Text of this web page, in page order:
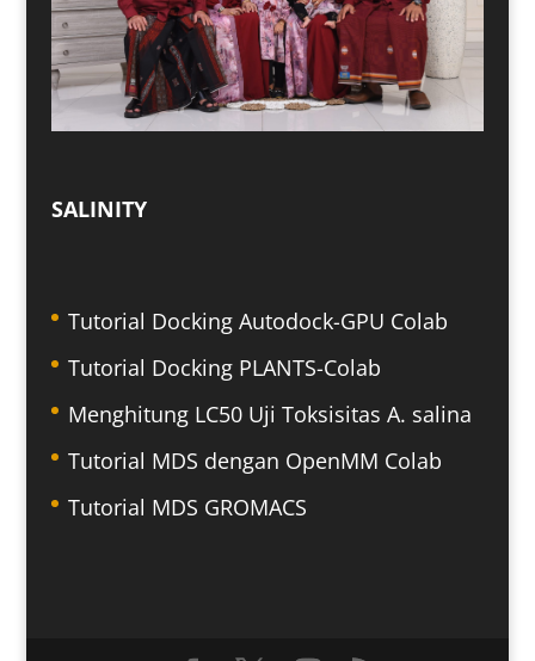
SALINITY
Tutorial Docking Autodock-GPU Colab
Tutorial Docking PLANTS-Colab
Menghitung LC50 Uji Toksisitas A. salina
Tutorial MDS dengan OpenMM Colab
Tutorial MDS GROMACS